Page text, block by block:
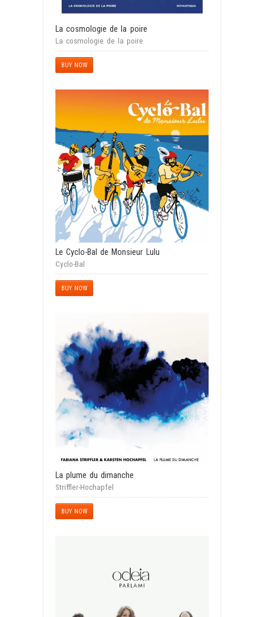
La cosmologie de la poire
La cosmologie de la poire
BUY NOW
Le Cyclo-Bal de Monsieur Lulu
Cyclo-Bal
BUY NOW
La plume du dimanche
Striffler-Hochapfel
BUY NOW